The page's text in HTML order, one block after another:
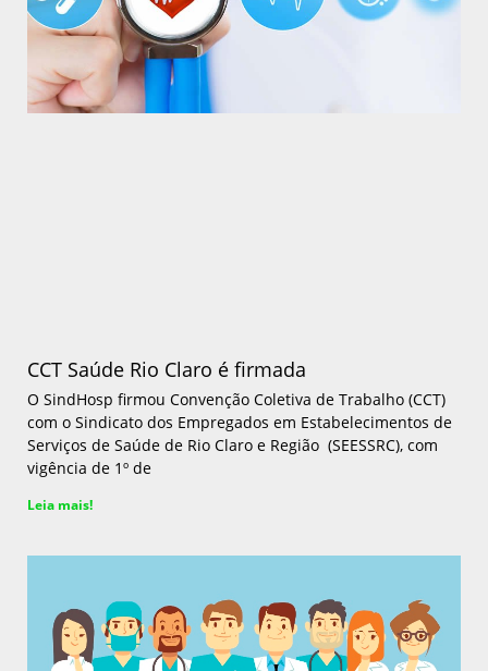
CCT Saúde Rio Claro é firmada
O SindHosp firmou Convenção Coletiva de Trabalho (CCT)
com o Sindicato dos Empregados em Estabelecimentos de
Serviços de Saúde de Rio Claro e Região (SEESSRC), com
vigência de 1º de
Leia mais!